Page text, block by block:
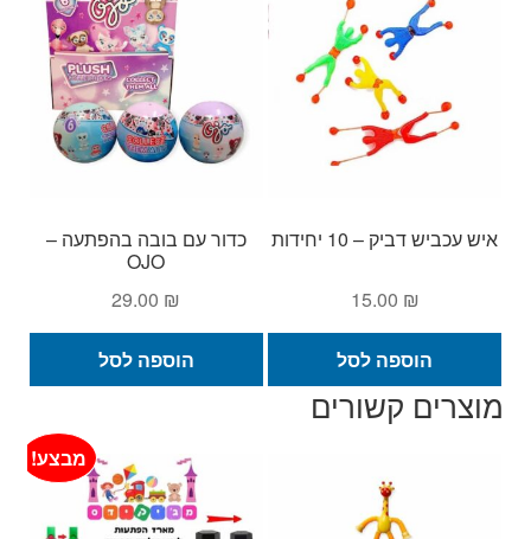
מספר
סוגים.
לבחור
האפשרויות
איש עכביש דביק – 10 יחידות
15.00 ₪
הוספה לסל
כדור עם בובה בהפתעה –
OJO
29.00 ₪
הוספה לסל
מוצרים קשורים
מבצע!